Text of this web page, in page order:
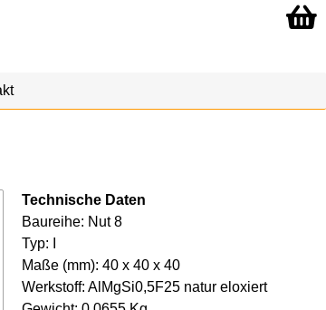
Technische Daten
Baureihe: Nut 8
Typ: I
Maße (mm): 40 x 40 x 40
Werkstoff: AlMgSi0,5F25 natur eloxiert